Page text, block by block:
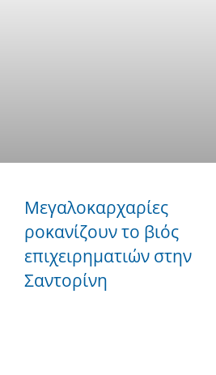
Μεγαλοκαρχαρίες
ροκανίζουν το βιός
επιχειρηματιών στην
Σαντορίνη